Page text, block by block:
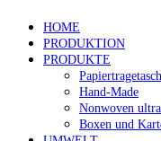
HOME
PRODUKTION
PRODUKTE
Hand-Made
Nonwoven
Boxen und